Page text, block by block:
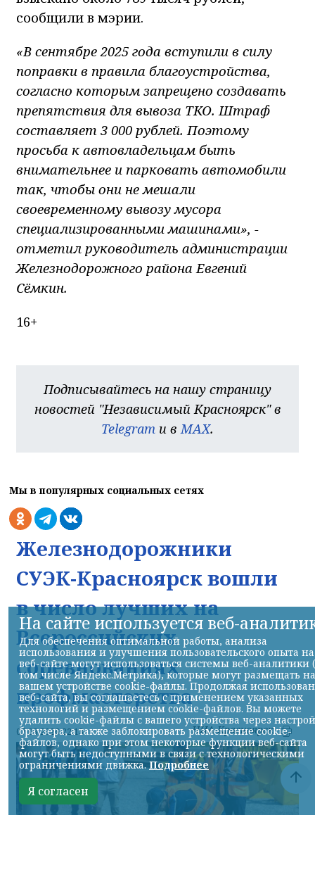
сообщили в мэрии.
«В сентябре 2025 года вступили в силу
поправки в правила благоустройства,
согласно которым запрещено создавать
препятствия для вывоза ТКО. Штраф
составляет 3 000 рублей. Поэтому
просьба к автовладельцам быть
внимательнее и парковать автомобили
так, чтобы они не мешали
своевременному вывозу м​​усора
специализированными машинами», -
отметил руководитель администрации
Железнодорожного района Евгений
Сёмкин.
16+
Подписывайтесь на нашу страницу
новостей "Независимый Красноярск" в
Telegram и вMAX.
Мы в популярных социальных сетях
Железнодорожники
СУЭК-Красноярск вошли
в число лучших на
Всероссийских
соревнованиях
профмастерства
07.08.2026 22:13 НИА-Красноярск
На сайте используется веб-
Для обеспечения оптимальной работы, анализа
использования и улучшения пользовательского опыта на
веб-сайте могут использоваться системы веб-аналитики
том числе Яндекс.Метрика), которые могут размещать на
вашем устройстве cookie-файлы. Продолжая
веб-сайта, вы соглашаетесь с применением указанных
технологий и размещением cookie-файлов. Вы можете
удалить cookie-файлы с вашего устройства через
браузера, а также заблокировать размещение cookie-
файлов, однако при этом некоторые функции веб-сайта
могут быть недоступными в связи с технологическими
ограничениями движка.Подробнее
Я согласен